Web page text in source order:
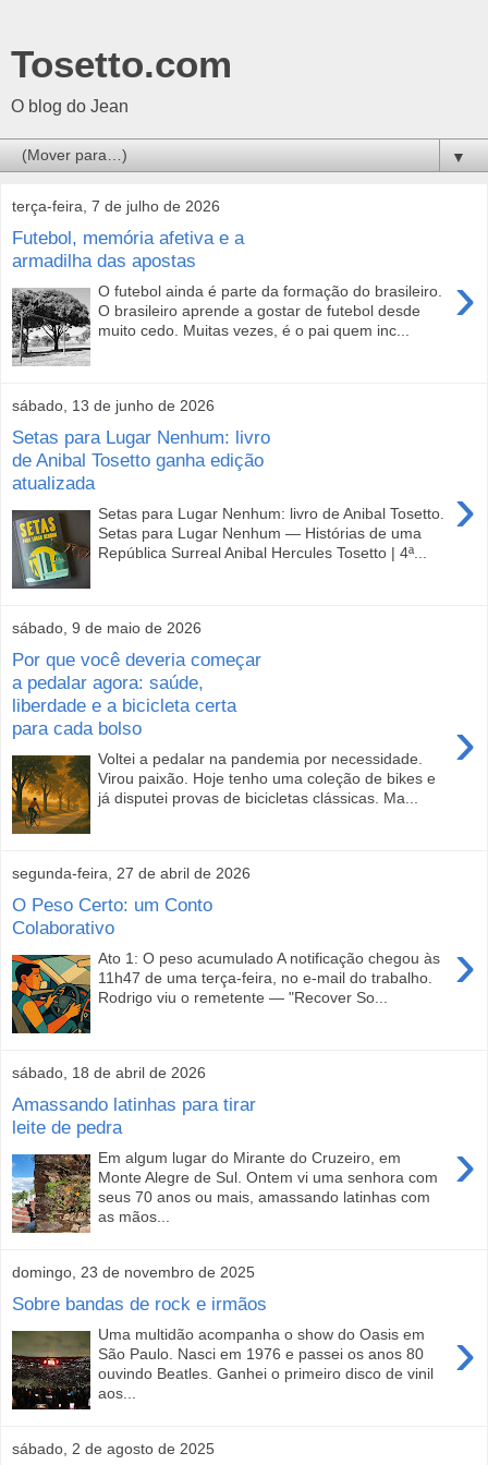
Tosetto.com
O blog do Jean
▼
terça-feira, 7 de julho de 2026
Futebol, memória afetiva e a
armadilha das apostas
›
O futebol ainda é parte da formação do brasileiro.
O brasileiro aprende a gostar de futebol desde
muito cedo. Muitas vezes, é o pai quem inc...
sábado, 13 de junho de 2026
Setas para Lugar Nenhum: livro
de Anibal Tosetto ganha edição
atualizada
›
Setas para Lugar Nenhum: livro de Anibal Tosetto.
Setas para Lugar Nenhum — Histórias de uma
República Surreal Anibal Hercules Tosetto | 4ª...
sábado, 9 de maio de 2026
Por que você deveria começar
a pedalar agora: saúde,
liberdade e a bicicleta certa
para cada bolso
›
Voltei a pedalar na pandemia por necessidade.
Virou paixão. Hoje tenho uma coleção de bikes e
já disputei provas de bicicletas clássicas. Ma...
segunda-feira, 27 de abril de 2026
O Peso Certo: um Conto
Colaborativo
›
Ato 1: O peso acumulado A notificação chegou às
11h47 de uma terça-feira, no e-mail do trabalho.
Rodrigo viu o remetente — "Recover So...
sábado, 18 de abril de 2026
Amassando latinhas para tirar
leite de pedra
›
Em algum lugar do Mirante do Cruzeiro, em
Monte Alegre de Sul. Ontem vi uma senhora com
seus 70 anos ou mais, amassando latinhas com
as mãos...
domingo, 23 de novembro de 2025
Sobre bandas de rock e irmãos
›
Uma multidão acompanha o show do Oasis em
São Paulo. Nasci em 1976 e passei os anos 80
ouvindo Beatles. Ganhei o primeiro disco de vinil
aos...
sábado, 2 de agosto de 2025